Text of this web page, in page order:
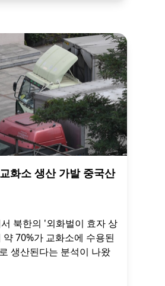
화소 생산 가발 중국산
북한의 '외화벌이 효자 상
70%가 교화소에 수용된
생산된다는 분석이 나왔